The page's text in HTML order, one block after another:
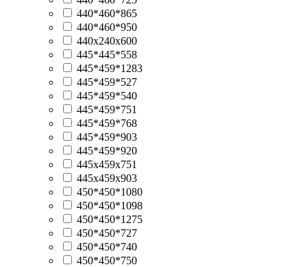
440*460*865
440*460*950
440x240x600
445*445*558
445*459*1283
445*459*527
445*459*540
445*459*751
445*459*768
445*459*903
445*459*920
445х459х751
445х459х903
450*450*1080
450*450*1098
450*450*1275
450*450*727
450*450*740
450*450*750